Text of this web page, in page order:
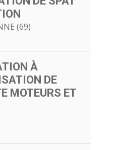
(69)
À
DE
MOTEURS ET